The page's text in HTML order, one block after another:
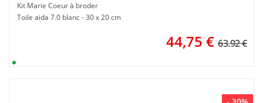
Kit Marie Coeur à broder
Toile aida 7.0 blanc - 30 x 20 cm
44,75 € 63.92 €